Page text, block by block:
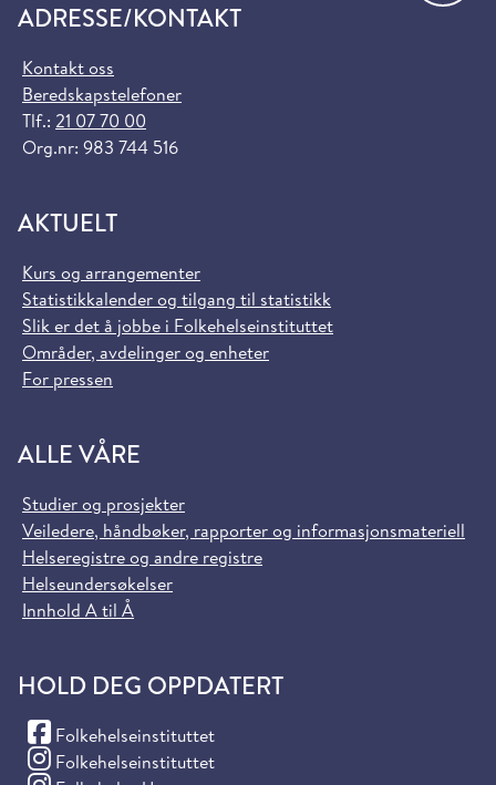
ADRESSE/KONTAKT
Kontakt oss
Beredskapstelefoner
Tlf.: 21 07 70 00
Org.nr: 983 744 516
AKTUELT
Kurs og arrangementer
Statistikkalender og tilgang til statistikk
Slik er det å jobbe i Folkehelseinstituttet
Områder, avdelinger og enheter
For pressen
ALLE VÅRE
Studier og prosjekter
Veiledere, håndbøker, rapporter og informasjonsmateriell
Helseregistre og andre registre
Helseundersøkelser
Innhold A til Å
HOLD DEG OPPDATERT
Folkehelseinstituttet
(Facebook)
Folkehelseinstituttet
(Instagram)